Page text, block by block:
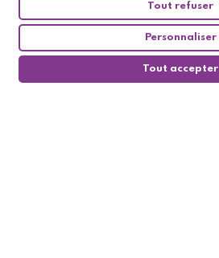
Tout accepter
Tout refuser
Personnaliser